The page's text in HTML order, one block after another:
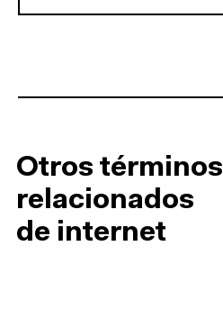
Otros términos
relacionados
de internet